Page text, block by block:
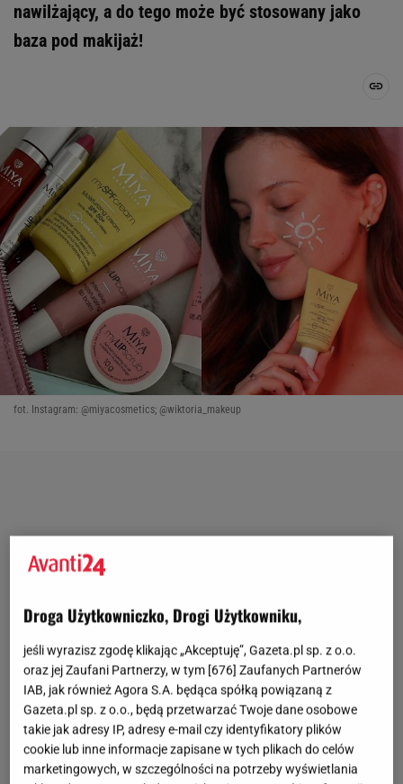
nawilżający, a do tego może być stosowany jako
baza pod makijaż!
fot. Instagram: @miyacosmetics; @wiktoria_makeup
Droga Użytkowniczko, Drogi Użytkowniku,
jeśli wyrazisz zgodę klikając „Akceptuję”, Gazeta.pl sp. z o.o.
oraz jej Zaufani Partnerzy, w tym [676] Zaufanych Partnerów
IAB, jak również Agora S.A. będąca spółką powiązaną z
Gazeta.pl sp. z o.o., będą przetwarzać Twoje dane osobowe
takie jak adresy IP, adresy e-mail czy identyfikatory plików
cookie lub inne informacje zapisane w tych plikach do celów
marketingowych, w szczególności na potrzeby wyświetlania